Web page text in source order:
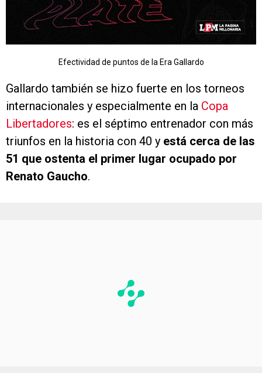
Efectividad de puntos de la Era Gallardo
Gallardo también se hizo fuerte en los torneos
internacionales y especialmente en la Copa
Libertadores: es el séptimo entrenador con más
triunfos en la historia con 40 y está cerca de las
51 que ostenta el primer lugar ocupado por
Renato Gaucho.